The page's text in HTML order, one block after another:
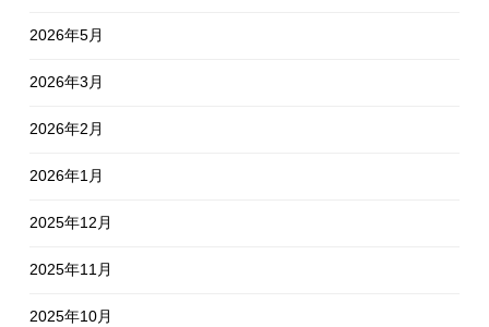
2026年5月
2026年3月
2026年2月
2026年1月
2025年12月
2025年11月
2025年10月